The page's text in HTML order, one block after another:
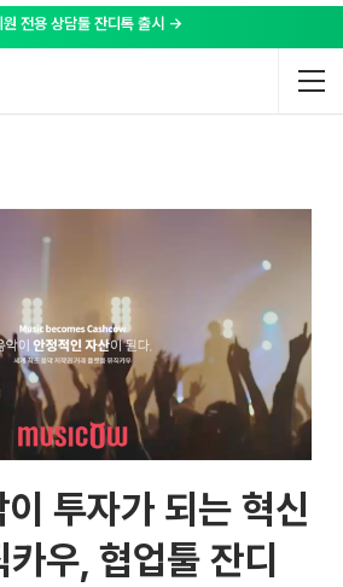
원 전용 상담툴 잔디톡 출시 →
투자가 되는 혁신
우, 협업툴 잔디